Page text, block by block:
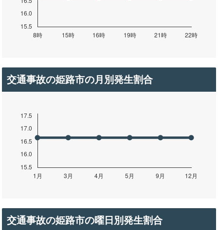
交通事故の姫路市の月別発生割合
交通事故の姫路市の曜日別発生割合